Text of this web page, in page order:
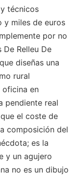
técnicos
y miles de euros
por no
Relleu De
diseñas una
rural
oficina en
pendiente real
el coste de
composición del
es la
y un agujero
no es un dibujo